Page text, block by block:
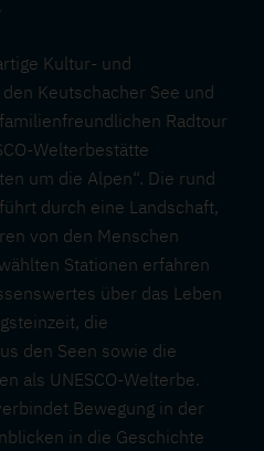
Kultur- und
Keutschacher See und
Radtour
Welterbestätte
um die Alpen“. Die rund
durch eine Landschaft,
von den Menschen
Stationen erfahren
über das Leben
die
den Seen sowie die
als UNESCO-Welterbe.
Bewegung in der
in die Geschichte